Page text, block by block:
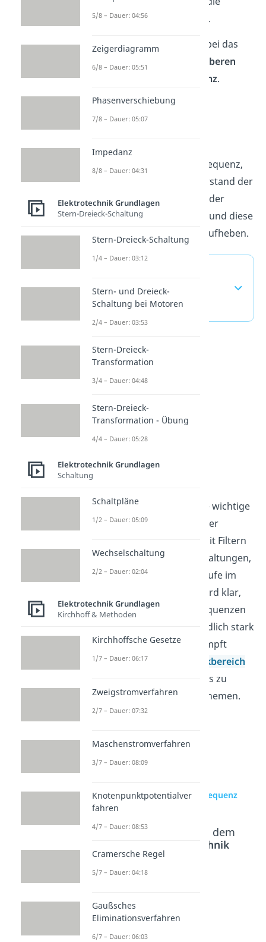
Verstärkung–
beträgt.
DieMittenfrequenz
ist dabei das
geometrische
oberen
Grenzfrequenz.
Mittenfrequenz bzw. die
Resonanzfrequenz jene Frequenz,
bei welcher der Blindwiderstand der
Induktivität und derjenige der
Kapazität gleich groß sind und diese
sich deshalb gegenseitig aufheben.
häufigste Fragen
(ausklappen)
Filter verstehen
Die Grenzfrequenz ist eine wichtige
Kenngröße von Filtern in der
Elektrotechnik. Wer sich mit Filtern
beschäftigt, vergleicht Schaltungen,
Signale und typische Verläufe im
Frequenzbereich. Dabei wird klar,
warum tiefe und hohe Frequenzen
je nach Aufbau unterschiedlich stark
durchgelassen oder gedämpft
werden. ImElektrotechnikbereich
findest du passende Videos zu
diesem und verwandten Themen.
zur Videoseite: Grenzfrequenz
Beliebte Inhalte aus dem
Elektrotechnik
Grundlagen
ss
Dauer: 04:56
agramm
Dauer: 05:51ung
5/8 – Dauer: 04:56
Zeigerdiagramm
6/8 – Dauer: 05:51
Phasenverschiebung
7/8 – Dauer: 05:07
Impedanz
8/8 – Dauer: 04:31
Elektrotechnik Grundlagen
Stern-Dreieck-Schaltung
Stern-Dreieck-Schaltung
1/4 – Dauer: 03:12
Stern- und Dreieck-
Schaltung bei Motoren
2/4 – Dauer: 03:53
Stern-Dreieck-
Transformation
3/4 – Dauer: 04:48
Stern-Dreieck-
Transformation - Übung
4/4 – Dauer: 05:28
Elektrotechnik Grundlagen
Schaltung
Schaltpläne
1/2 – Dauer: 05:09
Wechselschaltung
2/2 – Dauer: 02:04
Elektrotechnik Grundlagen
Kirchhoff & Methoden
Kirchhoffsche Gesetze
1/7 – Dauer: 06:17
Zweigstromverfahren
2/7 – Dauer: 07:32
Maschenstromverfahren
3/7 – Dauer: 08:09
Knotenpunktpotentialver
fahren
4/7 – Dauer: 08:53
Cramersche Regel
5/7 – Dauer: 04:18
Gaußsches
Eliminationsverfahren
6/7 – Dauer: 06:03